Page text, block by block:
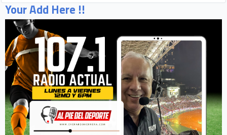
Your Add Here !!